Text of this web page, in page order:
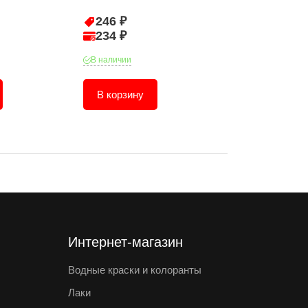
246 ₽
234 ₽
В наличии
В корзину
Интернет-магазин
Водные краски и колоранты
Лаки